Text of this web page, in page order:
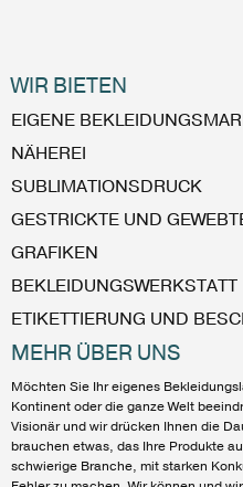
WIR BIETEN
EIGENE
NÄHEREI
SUBLIMATIONSDRUCK
GESTRICKTE UND
GRAFIKEN
BEKLEIDUNGSWERKSTATT
ETIKETTIERUNG UND
MEHR ÜBER UNS
Möchten Sie Ihr eigenes
Kontinent oder die ganze Welt
Visionär und wir drücken Ihnen die
brauchen etwas, das Ihre Produkte
schwierige Branche, mit starken